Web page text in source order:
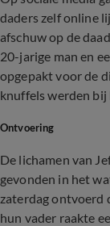
daders zelf online
afschuw op de
20-jarige man en
opgepakt voor de
knuffels werden
Ontvoering
De lichamen van
gevonden in het
zaterdag ontvoerd
hun vader raakte